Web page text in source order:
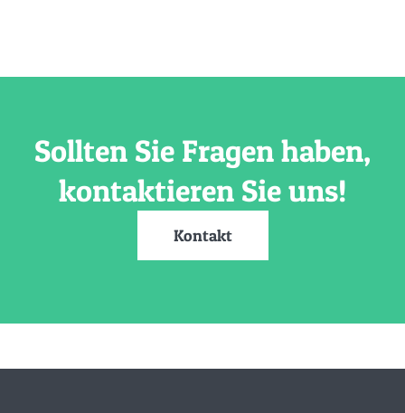
Sollten Sie Fragen haben,
kontaktieren Sie uns!
Kontakt